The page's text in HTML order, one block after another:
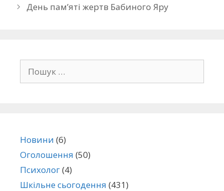
День пам’яті жертв Бабиного Яру
Новини (6)
Оголошення (50)
Психолог(4)
Шкільне сьогодення (431)